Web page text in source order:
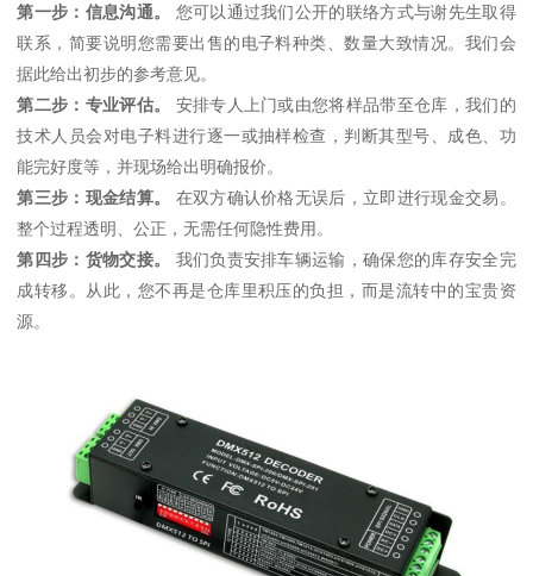
第一步：信息沟通。
您可以通过我们公开的联络方式与谢先生取得
联系，简要说明您需要出售的电子料种类、数量大致情况。我们会
据此给出初步的参考意见。
第二步：专业评估。
安排专人上门或由您将样品带至仓库，我们的
技术人员会对电子料进行逐一或抽样检查，判断其型号、成色、功
能完好度等，并现场给出明确报价。
第三步：现金结算。
在双方确认价格无误后，立即进行现金交易。
整个过程透明、公正，无需任何隐性费用。
第四步：货物交接。
我们负责安排车辆运输，确保您的库存安全完
成转移。从此，您不再是仓库里积压的负担，而是流转中的宝贵资
源。